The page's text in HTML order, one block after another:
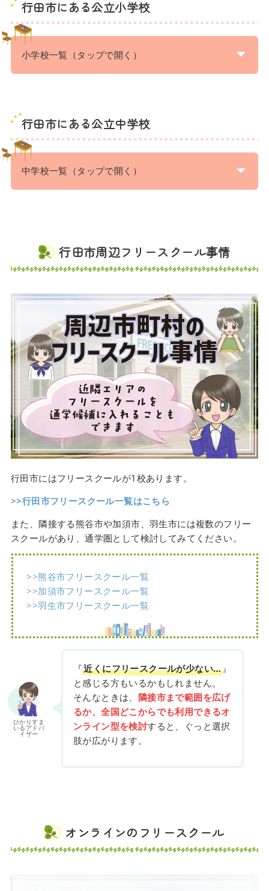
行田市にある公立小学校
小学校一覧（タップで開く）
行田市にある公立中学校
中学校一覧（タップで開く）
行田市周辺フリースクール事情
行田市にはフリースクールが1校あります。
>>行田市フリースクール一覧はこちら
また、隣接する熊谷市や加須市、羽生市には複数のフリー
スクールがあり、通学圏として検討してみてください。
>>熊谷市フリースクール一覧
>>加須市フリースクール一覧
>>羽生市フリースクール一覧
ひかりすま
いるアドバ
イザー
『近くにフリースクールが少ない… 』
と感じる方もいるかもしれません。
そんなときは、 隣接市まで範囲を広げ
るか、全国どこからでも利用できるオ
ンライン型を検討すると、ぐっと選択
肢が広がります。
オンラインのフリースクール